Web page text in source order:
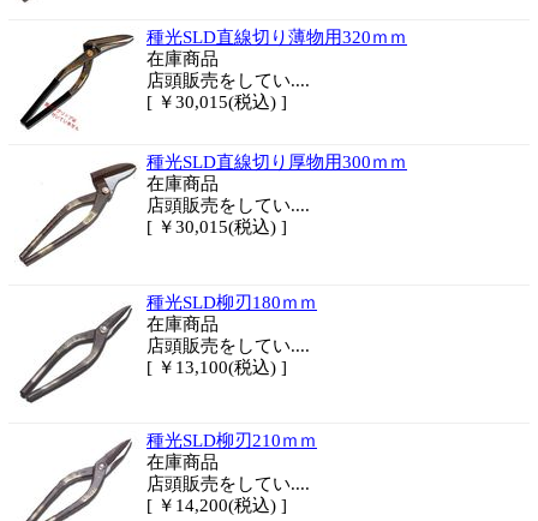
種光SLD直線切り薄物用320ｍｍ
在庫商品
店頭販売をしてい....
[ ￥30,015(税込) ]
種光SLD直線切り厚物用300ｍｍ
在庫商品
店頭販売をしてい....
[ ￥30,015(税込) ]
種光SLD柳刃180ｍｍ
在庫商品
店頭販売をしてい....
[ ￥13,100(税込) ]
種光SLD柳刃210ｍｍ
在庫商品
店頭販売をしてい....
[ ￥14,200(税込) ]